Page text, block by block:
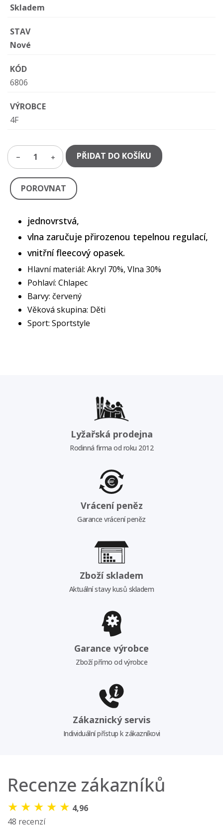
Skladem
STAV
Nové
KÓD
6806
VÝROBCE
4F
1 PŘIDAT DO KOŠÍKU
POROVNAT
jednovrstvá,
vlna zaručuje přirozenou tepelnou regulací,
vnitřní fleecový opasek.
Hlavní materiál: Akryl 70%, Vlna 30%
Pohlaví: Chlapec
Barvy: červený
Věková skupina: Děti
Sport: Sportstyle
Lyžařská prodejna
Rodinná firma od roku 2012
Vrácení peněz
Garance vrácení peněz
Zboží skladem
Aktuální stavy kusů skladem
Garance výrobce
Zboží přímo od výrobce
Zákaznický servis
Individuální přístup k zákazníkovi
Recenze zákazníků
★ ★ ★ ★ ★ 4,96
48 recenzí